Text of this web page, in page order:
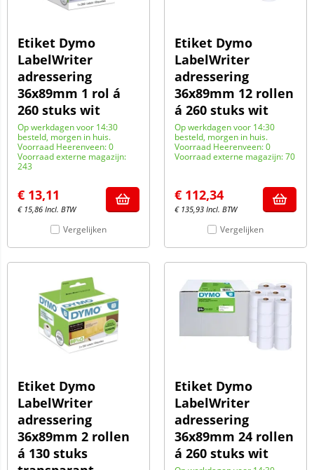
Etiket Dymo
LabelWriter
adressering
36x89mm 1 rol á
260 stuks wit
Op werkdagen voor 14:30
besteld, morgen in huis.
Voorraad Heerenveen: 0
Voorraad externe magazijn:
243
€ 13,11
€ 15,86 Incl. BTW
Vergelijken
Etiket Dymo
LabelWriter
adressering
36x89mm 12 rollen
á 260 stuks wit
Op werkdagen voor 14:30
besteld, morgen in huis.
Voorraad Heerenveen: 0
Voorraad externe magazijn: 70
€ 112,34
€ 135,93 Incl. BTW
Vergelijken
Etiket Dymo
LabelWriter
adressering
36x89mm 2 rollen
á 130 stuks
Etiket Dymo
LabelWriter
adressering
36x89mm 24 rollen
á 260 stuks wit